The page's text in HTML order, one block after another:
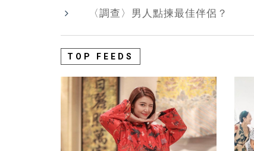
〈調查〉男人點揀最佳伴侶？
TOP FEEDS